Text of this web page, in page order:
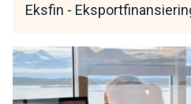
Eksfin -